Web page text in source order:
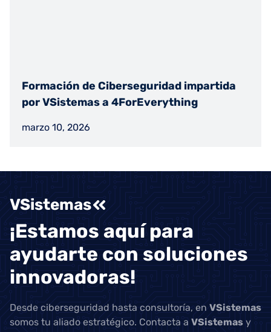
Formación de Ciberseguridad impartida
por VSistemas a 4ForEverything
marzo 10, 2026
VSistemas
¡Estamos aquí para
ayudarte con soluciones
innovadoras!
Desde ciberseguridad hasta consultoría, en VSistemas
somos tu aliado estratégico. Contacta a VSistemas y